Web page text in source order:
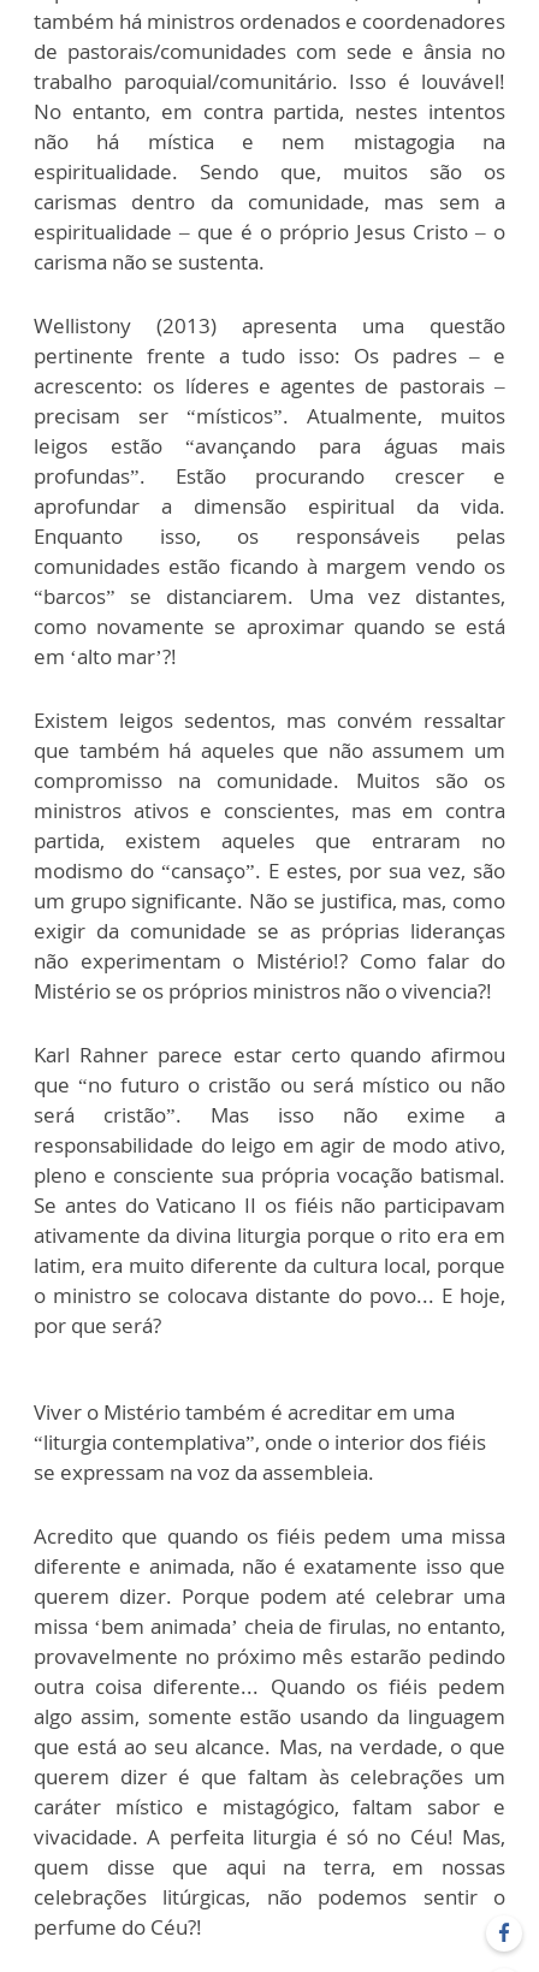
também há ministros ordenados e coordenadores
de pastorais/comunidades com sede e ânsia no
trabalho paroquial/comunitário. Isso é louvável!
No entanto, em contra partida, nestes intentos
não há mística e nem mistagogia na
espiritualidade. Sendo que, muitos são os
carismas dentro da comunidade, mas sem a
espiritualidade – que é o próprio Jesus Cristo – o
carisma não se sustenta.
Wellistony (2013) apresenta uma questão
pertinente frente a tudo isso: Os padres – e
acrescento: os líderes e agentes de pastorais –
precisam ser “místicos”. Atualmente, muitos
leigos estão “avançando para águas mais
profundas”. Estão procurando crescer e
aprofundar a dimensão espiritual da vida.
Enquanto isso, os responsáveis pelas
comunidades estão ficando à margem vendo os
“barcos” se distanciarem. Uma vez distantes,
como novamente se aproximar quando se está
em ‘alto mar’?!
Existem leigos sedentos, mas convém ressaltar
que também há aqueles que não assumem um
compromisso na comunidade. Muitos são os
ministros ativos e conscientes, mas em contra
partida, existem aqueles que entraram no
modismo do “cansaço”. E estes, por sua vez, são
um grupo significante. Não se justifica, mas, como
exigir da comunidade se as próprias lideranças
não experimentam o Mistério!? Como falar do
Mistério se os próprios ministros não o vivencia?!
Karl Rahner parece estar certo quando afirmou
que “no futuro o cristão ou será místico ou não
será cristão”. Mas isso não exime a
responsabilidade do leigo em agir de modo ativo,
pleno e consciente sua própria vocação batismal.
Se antes do Vaticano II os fiéis não participavam
ativamente da divina liturgia porque o rito era em
latim, era muito diferente da cultura local, porque
o ministro se colocava distante do povo... E hoje,
por que será?
Viver o Mistério também é acreditar em uma
“liturgia contemplativa”, onde o interior dos fiéis
se expressam na voz da assembleia.
Acredito que quando os fiéis pedem uma missa
diferente e animada, não é exatamente isso que
querem dizer. Porque podem até celebrar uma
missa ‘bem animada’ cheia de firulas, no entanto,
provavelmente no próximo mês estarão pedindo
outra coisa diferente... Quando os fiéis pedem
algo assim, somente estão usando da linguagem
que está ao seu alcance. Mas, na verdade, o que
querem dizer é que faltam às celebrações um
caráter místico e mistagógico, faltam sabor e
vivacidade. A perfeita liturgia é só no Céu! Mas,
quem disse que aqui na terra, em nossas
celebrações litúrgicas, não podemos sentir o
perfume do Céu?!